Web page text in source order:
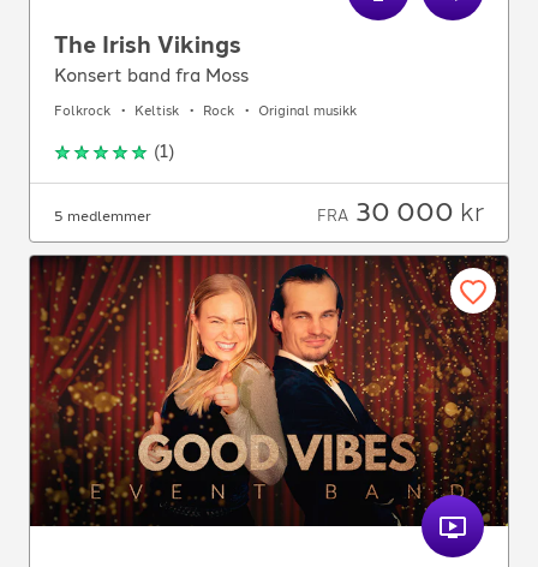
The Irish Vikings
Konsert band fra Moss
Folkrock Keltisk Rock Original musikk
(1)
5 medlemmer FRA 30 000 kr